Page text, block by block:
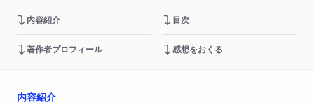
内容紹介 目次
著作者プロフィール 感想をおくる
内容紹介